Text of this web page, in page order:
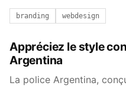
branding webdesign
Appréciez le style
Argentina
La police Argentina,